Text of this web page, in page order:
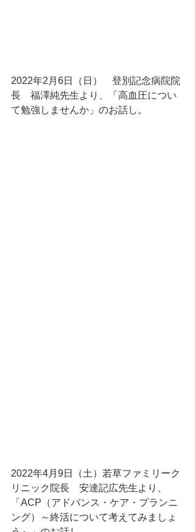
2022年2月6日（日）　登別記念病院院
長　福澤純先生より、「高血圧につい
て勉強しませんか」のお話し。
2022年4月9日（土）若草ファミリーク
リニック院長　安達記広先生より、
「ACP（アドバンス・ケア・プランニ
ング）～終活について考えてみましょ